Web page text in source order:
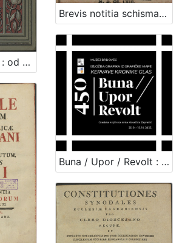
Brevis notitia schismatis Graeci, et controversiarum orientalium, in quaestiones didacticas, chronologico-historicas, et dogmaticas digesta / a p. Joan. Bapt. Simunics e Soc. Jesu. ; [Assertiones theologicas De sacramenti poenitentiae, extremae unctionis, ordinis, & matrimonii, in ... S.J. Academia Zagrabiensi publice propugnaret ... Andreas Novoszel Croata Ivanicsensis, ss. theologiae in tertium
Bribirski knezovi : od plemena Šubić do god. 1347. : sa jednom rodoslovnom tablicom / Vjekoslav Klaić
Buna / Upor / Revolt : izložba grafika iz grafičke mape Kervave kronike glas / urednica kataloga Silvija Limani